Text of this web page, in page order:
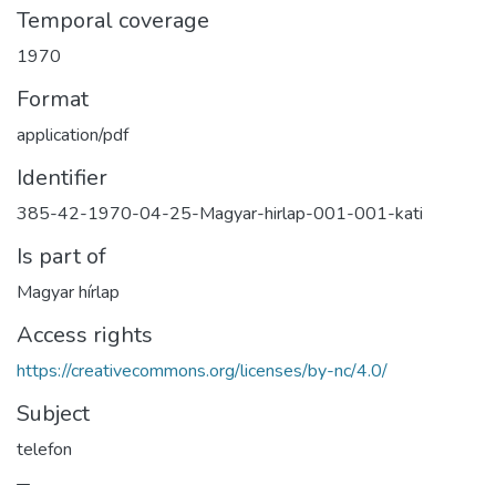
Temporal coverage
1970
Format
application/pdf
Identifier
385-42-1970-04-25-Magyar-hirlap-001-001-kati
Is part of
Magyar hírlap
Access rights
https://creativecommons.org/licenses/by-nc/4.0/
Subject
telefon